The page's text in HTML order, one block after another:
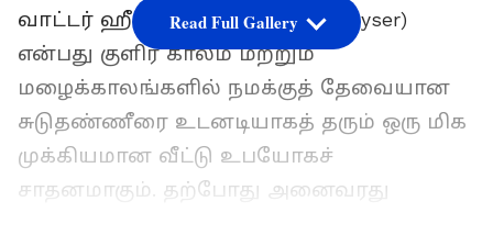
வாட்டர் ஹீட்டர் (Water Heater / Geyser)
என்பது குளிர் காலம் மற்றும்
மழைக்காலங்களில் நமக்குத் தேவையான
சுடுதண்ணீரை உடனடியாகத் தரும் ஒரு மிக
முக்கியமான வீட்டு உபயோகச்
சாதனமாகும். தற்போது அனைவரது
Read Full Gallery